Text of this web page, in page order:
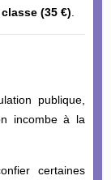
(35 €)
publique,
incombe à la
certaines